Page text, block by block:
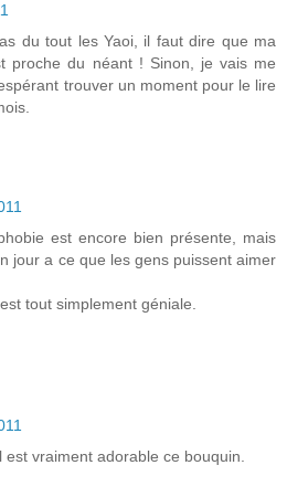
du tout les Yaoi, il faut dire que ma
proche du néant ! Sinon, je vais me
trouver un moment pour le lire
est encore bien présente, mais
jour a ce que les gens puissent aimer
tout simplement géniale.
vraiment adorable ce bouquin.